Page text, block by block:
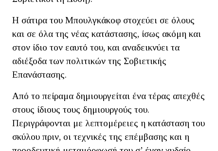
Η σάτιρα του Μπουλγκάκοφ στοχεύει σε όλους
και σε όλα της νέας κατάστασης, ίσως ακόμη και
στον ίδιο τον εαυτό του, και αναδεικνύει τα
αδιέξοδα των πολιτικών της Σοβιετικής
Επανάστασης.
Από το πείραμα δημιουργείται ένα τέρας απεχθές
στους ίδιους τους δημιουργούς του.
Περιγράφονται με λεπτομέρειες η κατάσταση του
σκύλου πριν, οι τεχνικές της επέμβασης και η